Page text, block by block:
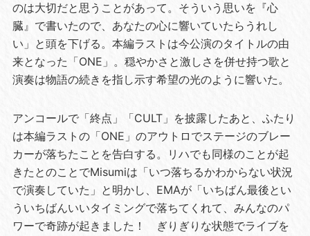
のは大切だと思うことがあって。そういう思いを『心
臓』で書いたので、あなたの心に響いていたらうれし
い」と頭を下げる。本編ラストは今公演のタイトルの由
来となった「ONE」。穏やかさと激しさを併せ持つ歌と
演奏は物語の続きを指し示す希望の光のように響いた。
アンコールで「終点」「CULT」を披露したあと、ふたり
は本編ラストの「ONE」のアウトロでステージのブレー
カーが落ちたことを告白する。リハでも同様のことが起
きたとのことでMisumiは「いつ落ちるかわからない状況
で演奏していた」と明かし、EMAが「いちばん最後とい
ういちばんいいタイミングで落ちてくれて、みんなのパ
ワーで奇跡が起きました！ ぎりぎりな状態でライブを